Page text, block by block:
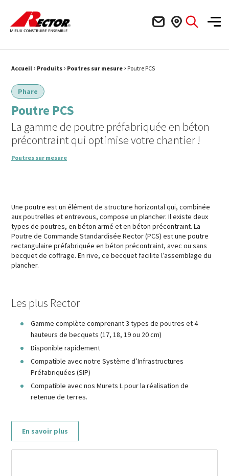
Rector Mieux construire ensemble
Fil d'Ariane :
Accueil › Produits › Poutres sur mesure › Poutre PCS
Phare
Poutre PCS
La gamme de poutre préfabriquée en béton
précontraint qui optimise votre chantier !
Poutres sur mesure
Une poutre est un élément de structure horizontal qui, combinée
aux poutrelles et entrevous, compose un plancher. Il existe deux
types de poutres, en béton armé et en béton précontraint. La
Poutre de Commande Standardisée Rector (PCS) est une poutre
rectangulaire préfabriquée en béton précontraint, avec ou sans
becquet de coffrage. En rive, ce becquet facilite l’assemblage du
plancher.
Les plus Rector
Gamme complète comprenant 3 types de poutres et 4
hauteurs de becquets (17, 18, 19 ou 20 cm)
Disponible rapidement
Compatible avec notre Système d’Infrastructures
Préfabriquées (SIP)
Compatible avec nos Murets L pour la réalisation de
retenue de terres.
En savoir plus